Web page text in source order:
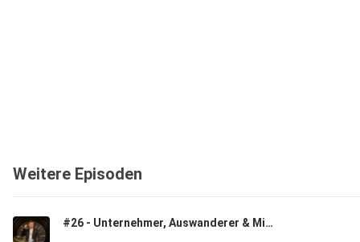
Weitere Episoden
#26 - Unternehmer, Auswanderer & Mindset-Mensch - Was dir niemand über Krypto & Erfolg sagt